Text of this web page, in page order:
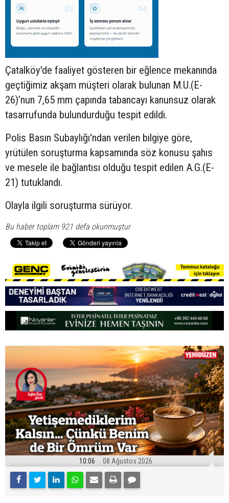
Çatalköy'de faaliyet gösteren bir eğlence mekanında
geçtiğimiz akşam müşteri olarak bulunan M.U.(E-
26)’nun 7,65 mm çapında tabancayı kanunsuz olarak
tasarrufunda bulundurduğu tespit edildi.
Polis Basın Subaylığı'ndan verilen bilgiye göre,
yrütülen soruşturma kapsamında söz konusu şahıs
ve mesele ile bağlantısı olduğu tespit edilen A.G.(E-
21) tutuklandı.
Olayla ilgili soruşturma sürüyor.
Bu haber toplam 921 defa okunmuştur
10:06 08 Ağustos 2026